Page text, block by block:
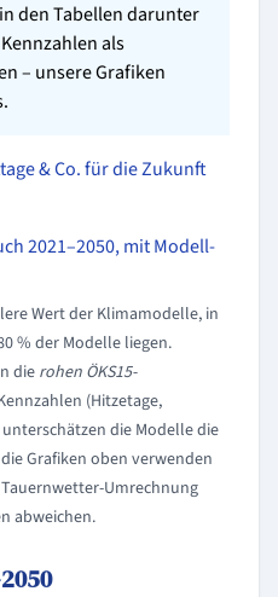
den Tabellen darunter
als
– unsere Grafiken
& Co. für die Zukunft
2021–2050, mit Modell-
Wert der Klimamodelle, in
% der Modelle liegen.
die rohen ÖKS15-
(Hitzetage,
die Modelle die
Grafiken oben verwenden
Umrechnung
abweichen.